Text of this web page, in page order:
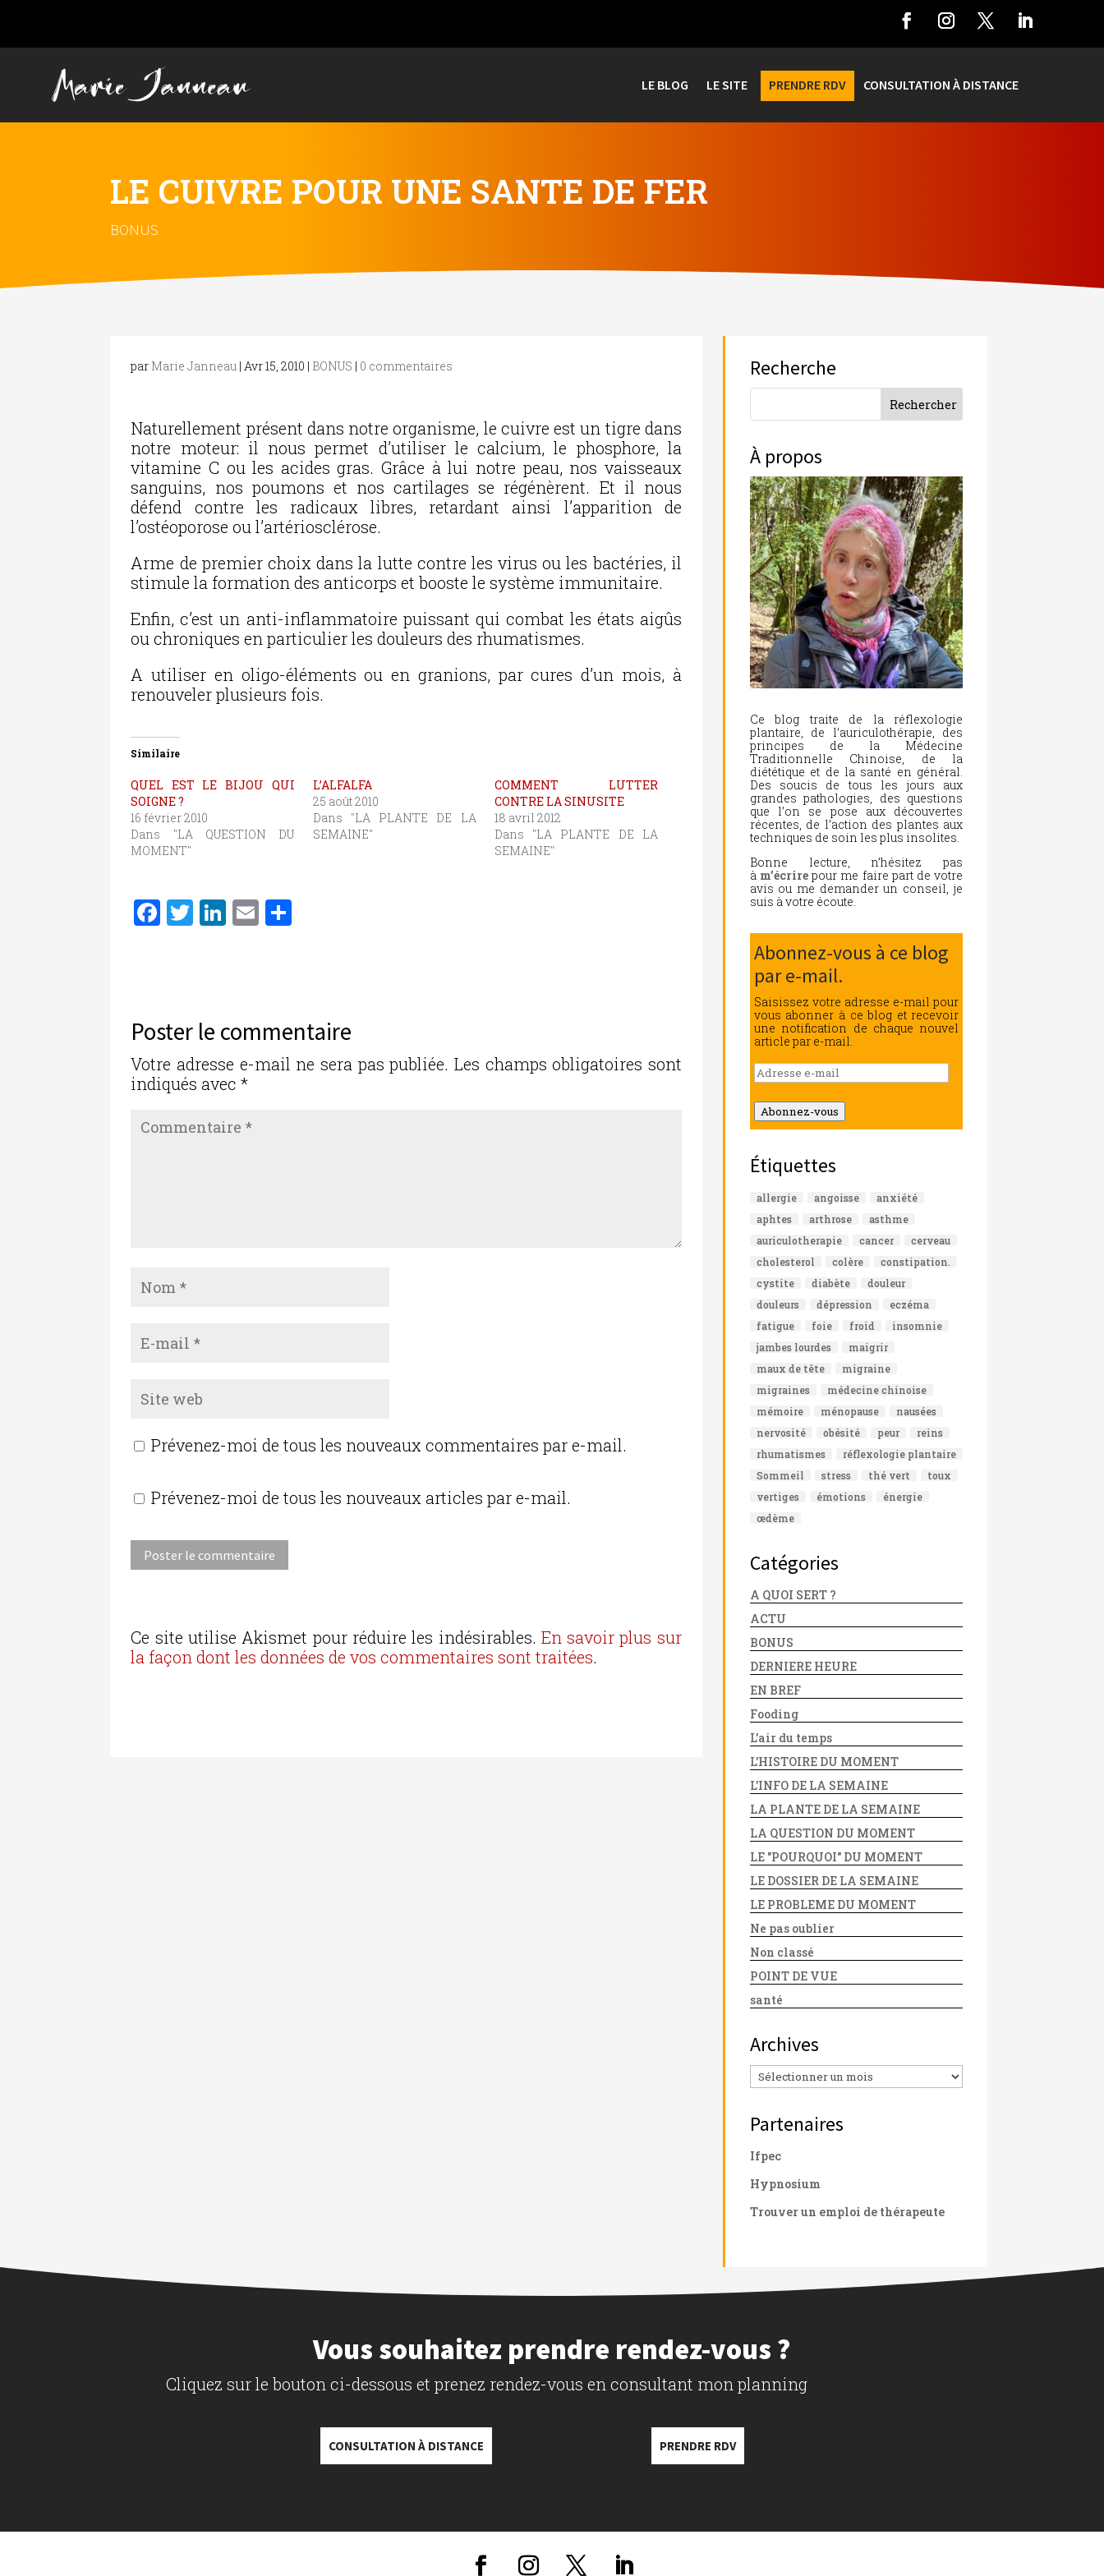
LE BLOG LE SITE PRENDRE RDV CONSULTATION À DISTANCE
LE CUIVRE POUR UNE SANTE DE FER
BONUS
par Marie Janneau |Avr 15, 2010 | BONUS | 0 commentaires
Naturellement présent dans notre organisme, le cuivre est un tigre dans
notre moteur: il nous permet d’utiliser le calcium, le phosphore, la
vitamine C ou les acides gras. Grâce à lui notre peau, nos vaisseaux
sanguins, nos poumons et nos cartilages se régénèrent. Et il nous
défend contre les radicaux libres, retardant ainsi l’apparition de
l’ostéoporose ou l’artériosclérose.
Arme de premier choix dans la lutte contre les virus ou les bactéries, il
stimule la formation des anticorps et booste le système immunitaire.
Enfin, c’est un anti-inflammatoire puissant qui combat les états aigûs
ou chroniques en particulier les douleurs des rhumatismes.
A utiliser en oligo-éléments ou en granions, par cures d’un mois, à
renouveler plusieurs fois.
Similaire
QUEL EST LE BIJOU QUI
SOIGNE ?
16 février 2010
Dans "LA QUESTION DU
MOMENT"
L’ALFALFA
25 août 2010
Dans "LA PLANTE DE LA
SEMAINE"
COMMENT LUTTER
CONTRE LA SINUSITE
18 avril 2012
Dans "LA PLANTE DE LA
SEMAINE"
F
b
o
o
k
T
r
Li
n
E
er
Poster le commentaire
Votre adresse e-mail ne sera pas publiée. Les champs obligatoires sont
indiqués avec*
Prévenez-moi de tous les nouveaux commentaires par e-mail.
Prévenez-moi de tous les nouveaux articles par e-mail.
Ce site utilise Akismet pour réduire les indésirables. En savoir plus sur
la façon dont les données de vos commentaires sont traitées.
Recherche
À propos
Ce blog traite de la réflexologie
plantaire, de l’auriculothérapie, des
principes de la Médecine
Traditionnelle Chinoise, de la
diététique et de la santé en général.
Des soucis de tous les jours aux
grandes pathologies, des questions
que l’on se pose aux découvertes
récentes, de l’action des plantes aux
techniques de soin les plus insolites.
Bonne lecture, n’hésitez pas
à m’écrire pour me faire part de votre
avis ou me demander un conseil, je
suis à votre écoute.
Abonnez-vous à ce blog
par e-mail.
Saisissez votre adresse e-mail pour
vous abonner à ce blog et recevoir
une notification de chaque nouvel
article par e-mail.
Adresse
e-
mail
Abonnez-vous
Étiquettes
allergie angoisse
anxiété
aphtes
arthrose
asthme
auriculotherapie
cancer
cerveau
cholesterol
colère
constipation.
cystite
diabète
douleur
douleurs
dépression
eczéma
fatigue
foie froid
insomnie
jambes lourdes
maigrir
maux de tête
migraine
migraines
médecine chinoise
mémoire
ménopause
nausées
nervosité
obésité peur
reins
rhumatismes
réflexologie plantaire
Sommeil
stress thé vert
toux
vertiges
émotions
énergie
œdème
Catégories
A QUOI SERT ?
ACTU
BONUS
DERNIERE HEURE
EN BREF
Fooding
L'air du temps
L'HISTOIRE DU MOMENT
L'INFO DE LA SEMAINE
LA PLANTE DE LA SEMAINE
LA QUESTION DU MOMENT
LE "POURQUOI" DU MOMENT
LE DOSSIER DE LA SEMAINE
LE PROBLEME DU MOMENT
Ne pas oublier
Non classé
POINT DE VUE
santé
Archives
Archives
Partenaires
Ifpec
Hypnosium
Trouver un emploi de thérapeute
Vous souhaitez prendre rendez-vous ?
Cliquez sur le bouton ci-dessous et prenez rendez-vous en consultant mon planning
CONSULTATION À DISTANCE PRENDRE RDV